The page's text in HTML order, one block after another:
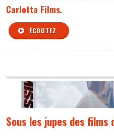
Carlotta Films.
ÉCOUTEZ
Sous les jupes des films